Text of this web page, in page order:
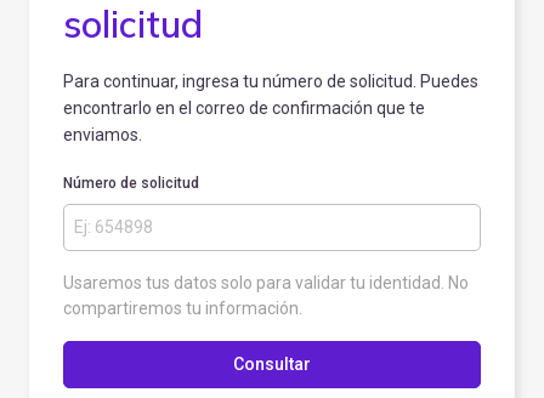
solicitud
Para continuar, ingresa tu número de solicitud. Puedes
encontrarlo en el correo de confirmación que te
enviamos.
Número de solicitud
Usaremos tus datos solo para validar tu identidad. No
compartiremos tu información.
Consultar